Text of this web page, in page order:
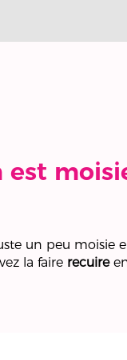
un peu moisie
la faire recuire